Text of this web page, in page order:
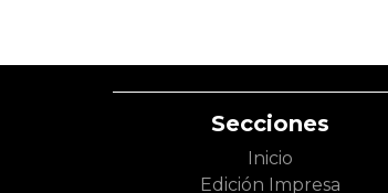
Secciones
Inicio
Edición Impresa